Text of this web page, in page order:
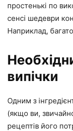
простенькі по
сенсі шедеври
Наприклад,
випічки
Одним з
(якщо ви,
рецептів його